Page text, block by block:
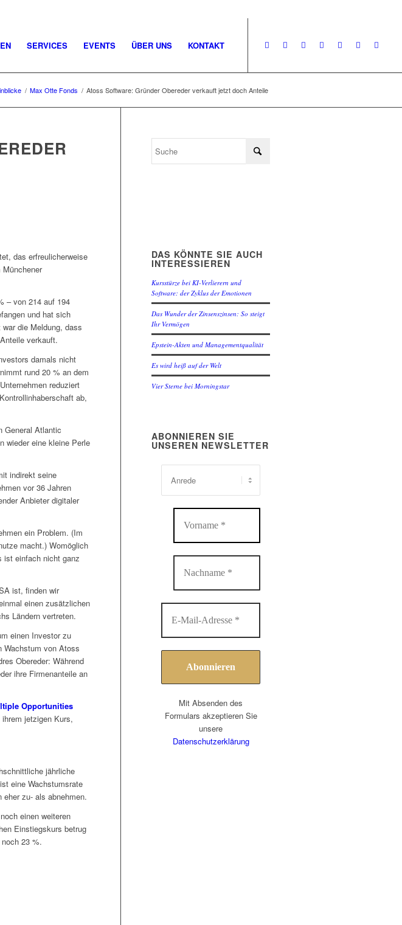
SERVICES EVENTS ÜBER UNS KONTAKT
/ Max Otte Fonds / Atoss Software: Gründer Obereder verkauft jetzt doch Anteile
das erfreulicherweise
– von 214 auf 194
und hat sich
die Meldung, dass
verkauft.
damals nicht
rund 20 % an dem
reduziert
ab,
General Atlantic
wieder eine kleine Perle
indirekt seine
vor 36 Jahren
Anbieter digitaler
ein Problem. (Im
macht.) Womöglich
ist einfach nicht ganz
ist, finden wir
einen zusätzlichen
Ländern vertreten.
einen Investor zu
Wachstum von Atoss
Obereder: Während
ihre Firmenanteile an
Opportunities
jetzigen Kurs,
jährliche
eine Wachstumsrate
zu- als abnehmen.
einen weiteren
Einstiegskurs betrug
23 %.
DAS KÖNNTE SIE AUCH
INTERESSIEREN
Kursstürze bei KI-Verlierern und
Software: der Zyklus der Emotionen
Das Wunder der Zinsenszinsen: So steigt
Ihr Vermögen
Epstein-Akten und Managementqualität
Es wird heiß auf der Welt
Vier Sterne bei Morningstar
ABONNIEREN SIE
UNSEREN NEWSLETTER
Mit Absenden des
Formulars akzeptieren Sie
unsere
Datenschutzerklärung